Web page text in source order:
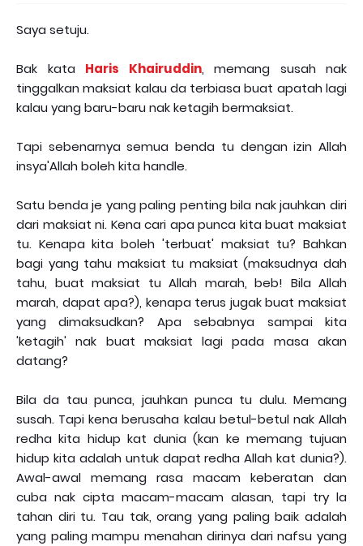
Saya setuju.
Bak kata Haris Khairuddin, memang susah nak
tinggalkan maksiat kalau da terbiasa buat apatah lagi
kalau yang baru-baru nak ketagih bermaksiat.
Tapi sebenarnya semua benda tu dengan izin Allah
insya'Allah boleh kita handle.
Satu benda je yang paling penting bila nak jauhkan diri
dari maksiat ni. Kena cari apa punca kita buat maksiat
tu. Kenapa kita boleh 'terbuat' maksiat tu? Bahkan
bagi yang tahu maksiat tu maksiat (maksudnya dah
tahu, buat maksiat tu Allah marah, beb! Bila Allah
marah, dapat apa?), kenapa terus jugak buat maksiat
yang dimaksudkan? Apa sebabnya sampai kita
'ketagih' nak buat maksiat lagi pada masa akan
datang?
Bila da tau punca, jauhkan punca tu dulu. Memang
susah. Tapi kena berusaha kalau betul-betul nak Allah
redha kita hidup kat dunia (kan ke memang tujuan
hidup kita adalah untuk dapat redha Allah kat dunia?).
Awal-awal memang rasa macam keberatan dan
cuba nak cipta macam-macam alasan, tapi try la
tahan diri tu. Tau tak, orang yang paling baik adalah
yang paling mampu menahan dirinya dari nafsu yang